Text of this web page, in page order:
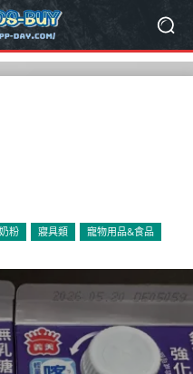
奶粉 寢具類 寵物用品&食品